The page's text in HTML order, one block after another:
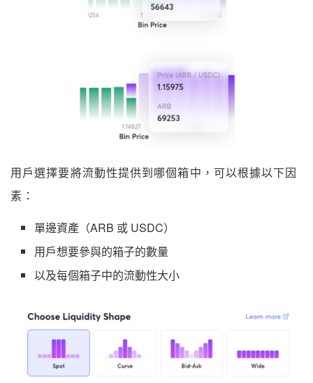
用戶選擇要將流動性提供到哪個箱中，可以根據以下因
素：
單邊資產（ARB 或 USDC）
用戶想要參與的箱子的數量
以及每個箱子中的流動性大小